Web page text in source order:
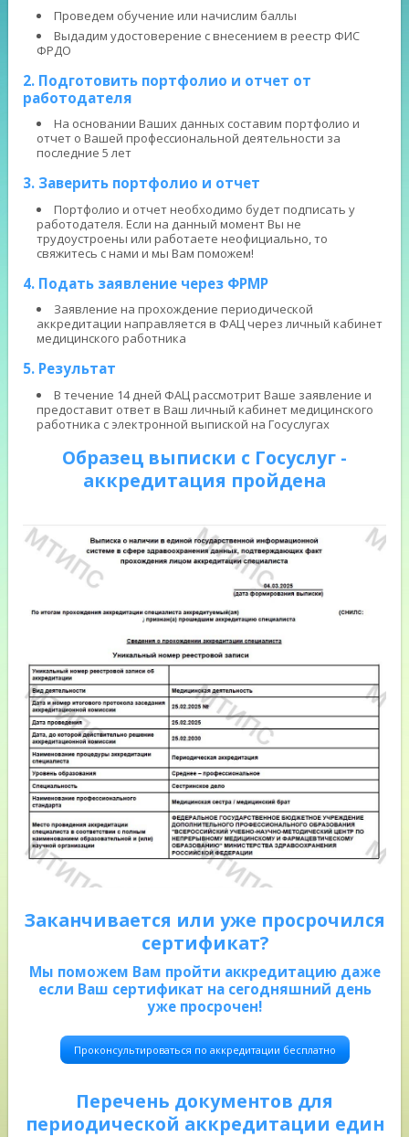
Проведем обучение или начислим баллы
Выдадим удостоверение с внесением в реестр ФИС
ФРДО
2. Подготовить портфолио и отчет от
работодателя
На основании Ваших данных составим портфолио и
отчет о Вашей профессиональной деятельности за
последние 5 лет
3. Заверить портфолио и отчет
Портфолио и отчет необходимо будет подписать у
работодателя. Если на данный момент Вы не
трудоустроены или работаете неофициально, то
свяжитесь с нами и мы Вам поможем!
4. Подать заявление через ФРМР
Заявление на прохождение периодической
аккредитации направляется в ФАЦ через личный кабинет
медицинского работника
5. Результат
В течение 14 дней ФАЦ рассмотрит Ваше заявление и
предоставит ответ в Ваш личный кабинет медицинского
работника с электронной выпиской на Госуслугах
Образец выписки с Госуслуг -
аккредитация пройдена
Заканчивается или уже просрочился
сертификат?
Мы поможем Вам пройти аккредитацию даже
если Ваш сертификат на сегодняшний день
уже просрочен!
Проконсультироваться по аккредитации бесплатно
Перечень документов для
периодической аккредитации един